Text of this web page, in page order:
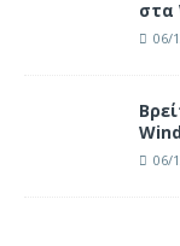
στα
06/
06/